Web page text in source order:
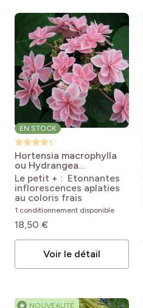
EN STOCK
Hortensia macrophylla
ou Hydrangea
macrophylla Tinkerbell
Hydrangea macrophylla
Tinkerbell
Le petit + : Etonnantes
inflorescences aplaties
au coloris frais
1 conditionnement disponible
18,50 €
Voir le détail
★ NOUVEAUTÉ